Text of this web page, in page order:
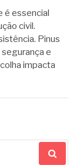
é essencial
civil.
Pinus
e
impacta